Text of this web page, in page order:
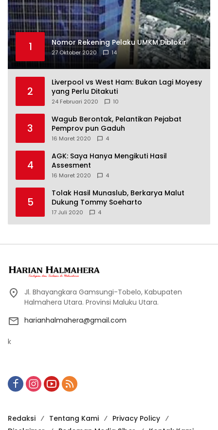
1 Nomor Rekening Pelaku UMKM Diblokir
27 Oktober 2020 14
2
Liverpool vs West Ham: Bukan Lagi Moyesy
yang Perlu Ditakuti
24 Februari 2020 10
3
Wagub Berontak, Pelantikan Pejabat
Pemprov pun Gaduh
16 Maret 2020 4
4
AGK: Saya Hanya Mengikuti Hasil
Assesment
16 Maret 2020 4
5
Tolak Hasil Munaslub, Berkarya Malut
Dukung Tommy Soeharto
17 Juli 2020 4
Jl. Bhayangkara Gamsungi-Tobelo, Kabupaten
Halmahera Utara. Provinsi Maluku Utara.
harianhalmahera@gmail.com
k
Redaksi Tentang Kami
Privacy Policy